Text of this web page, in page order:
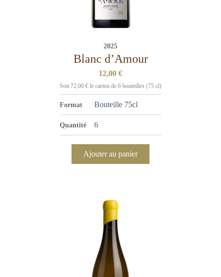
2025
Blanc d’Amour
12,00 €
Soit 72,00 € le carton de 6 bouteilles (75 cl)
Format
Quantité
Ajouter au panier